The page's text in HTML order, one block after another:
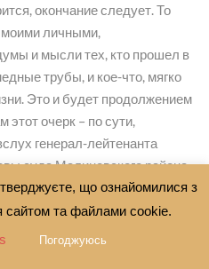
окончание следует. То
моими личными,
и мысли тех, кто прошел в
трубы, и кое-что, мягко
Это и будет продолжением
этот очерк – по сути,
генерал-лейтенанта
суда Малиновского района
Автор Анатолий Митрофанов,
полковник милиции в отставке,
що ознайомилися з
сайтом та файлами cookie.
Погоджуюсь